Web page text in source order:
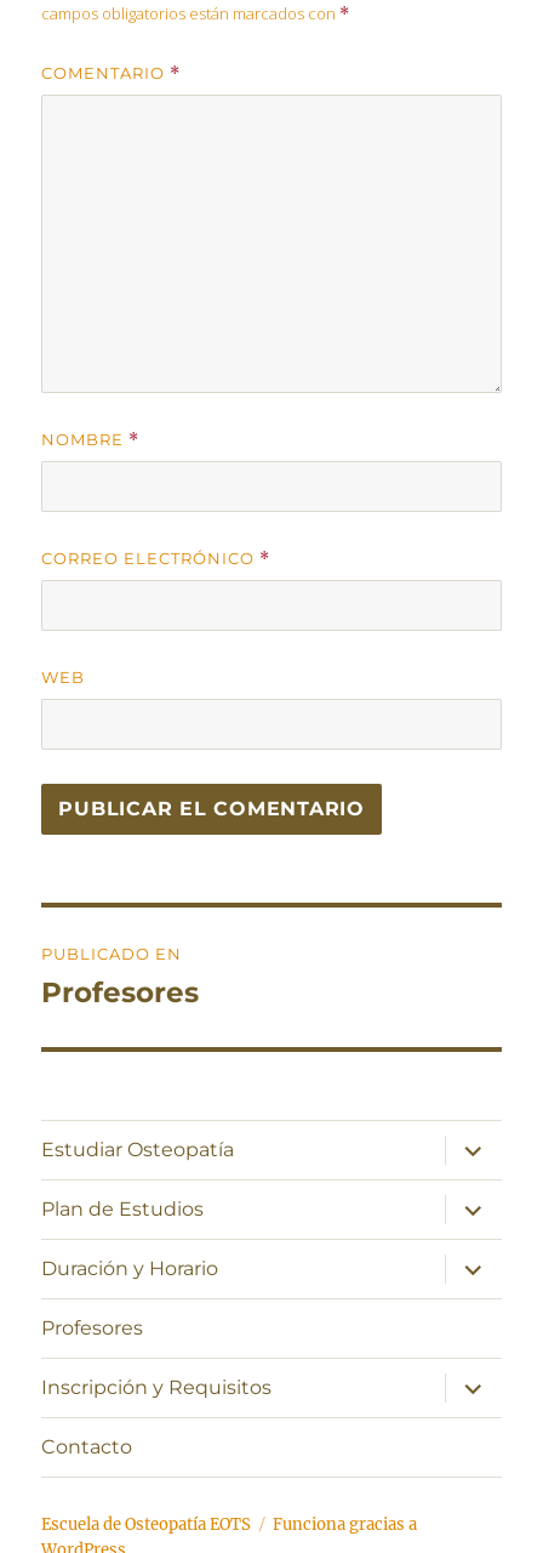
campos obligatorios están marcados con *
COMENTARIO *
NOMBRE *
CORREO ELECTRÓNICO *
WEB
de
PUBLICADO EN
Profesores
Estudiar Osteopatía
expande
el
menú
inferior
Plan de Estudios
expande
el
menú
inferior
Duración y Horario
expande
el
menú
Profesores
Inscripción y Requisitos
expande
el
menú
Contacto
Escuela de Osteopatía EOTS
Funciona gracias a